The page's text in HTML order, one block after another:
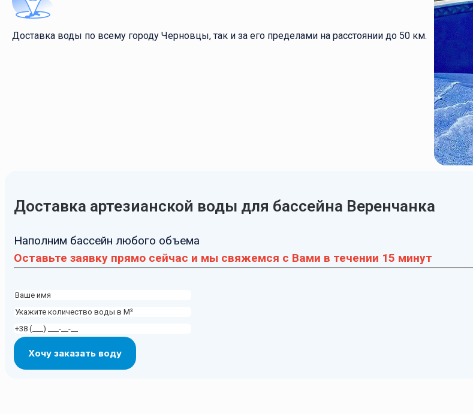
Доставка воды по всему городу Черновцы, так и за его пределами на расстоянии до 50 км.
Доставка артезианской воды для бассейна Веренчанка
Наполним бассейн любого объема
Оставьте заявку прямо сейчас и мы свяжемся с Вами в течении 15 минут